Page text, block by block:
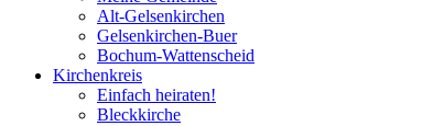
Alt-Gelsenkirchen
Gelsenkirchen-Buer
Bochum-Wattenscheid
Kirchenkreis
Einfach heiraten!
Bleckkirche